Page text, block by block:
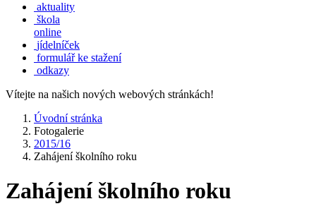
aktuality
škola
online
jídelníček
formulář ke stažení
odkazy
Vítejte na našich nových webových stránkách!
Úvodní stránka
Fotogalerie
2015/16
Zahájení školního roku
Zahájení školního roku